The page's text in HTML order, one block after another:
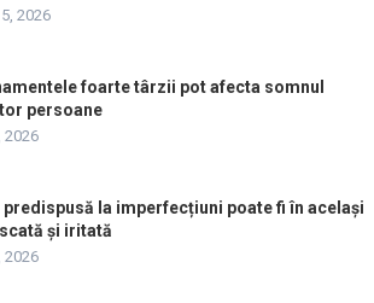
2026
foarte târzii pot afecta somnul
persoane
2026
predispusă la imperfecțiuni poate fi în același
și iritată
2026